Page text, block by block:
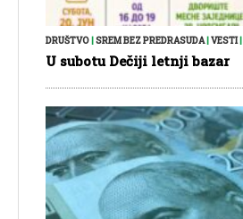
DRUŠTVO|SREM BEZ PREDRASUDA|VESTI|
U subotu Dečiji letnji bazar